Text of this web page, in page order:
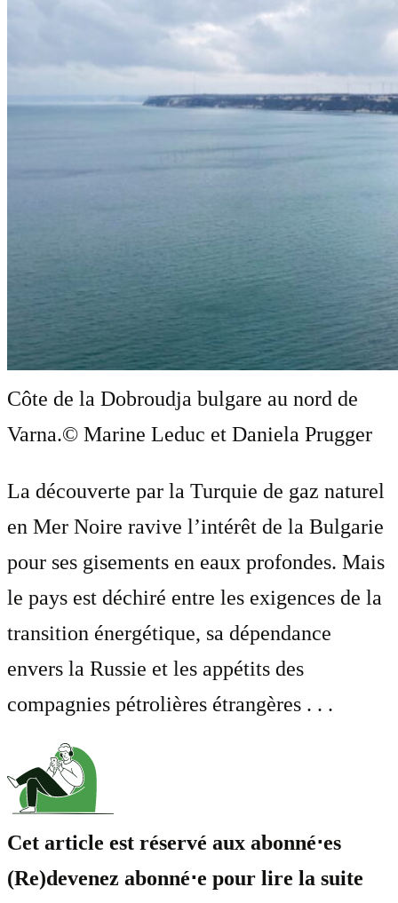
Côte de la Dobroudja bulgare au nord de
Varna.© Marine Leduc et Daniela Prugger
La découverte par la Turquie de gaz naturel
en Mer Noire ravive l’intérêt de la Bulgarie
pour ses gisements en eaux profondes. Mais
le pays est déchiré entre les exigences de la
transition énergétique, sa dépendance
envers la Russie et les appétits des
compagnies pétrolières étrangères . . .
Cet article est réservé aux abonné⋅es
(Re)devenez abonné⋅e pour lire la suite